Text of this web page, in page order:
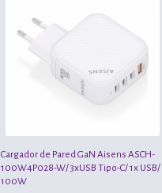
Cargador de Pared GaN Aisens ASCH-
100W4P028-W/ 3xUSB Tipo-C/ 1x USB/
100W